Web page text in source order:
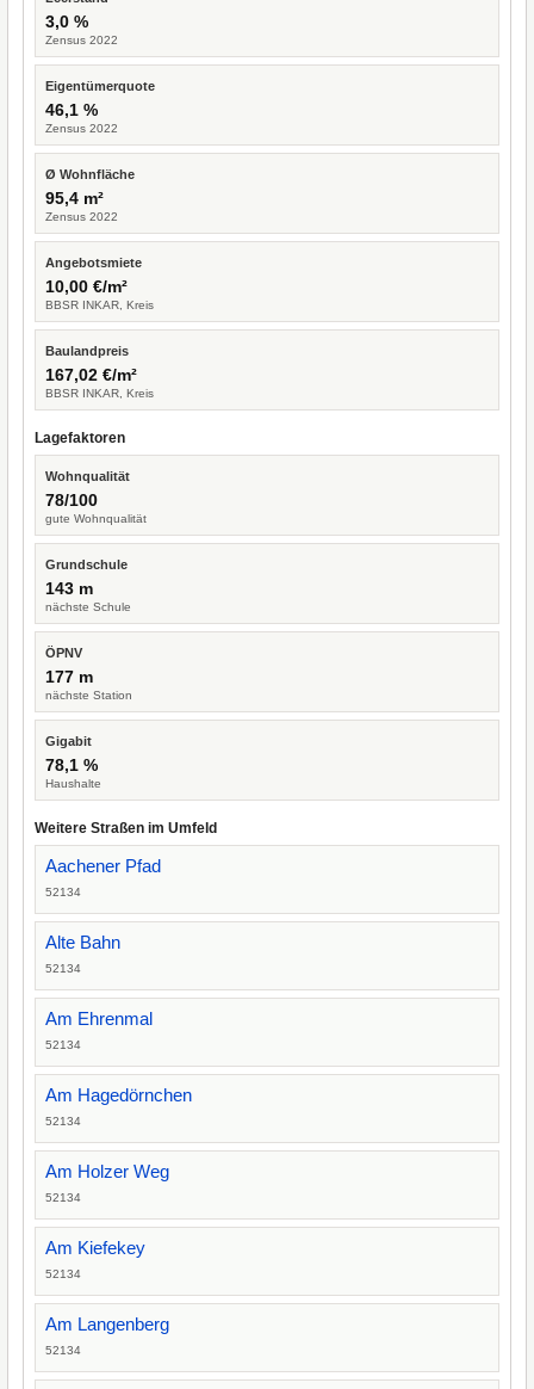
3,0 %
Zensus 2022
Eigentümerquote
46,1 %
Zensus 2022
Ø Wohnfläche
95,4 m²
Zensus 2022
Angebotsmiete
10,00 €/m²
BBSR INKAR, Kreis
Baulandpreis
167,02 €/m²
BBSR INKAR, Kreis
Lagefaktoren
Wohnqualität
78/100
gute Wohnqualität
Grundschule
143 m
nächste Schule
ÖPNV
177 m
nächste Station
Gigabit
78,1 %
Haushalte
Weitere Straßen im Umfeld
Aachener Pfad
52134
Alte Bahn
52134
Am Ehrenmal
52134
Am Hagedörnchen
52134
Am Holzer Weg
52134
Am Kiefekey
52134
Am Langenberg
52134